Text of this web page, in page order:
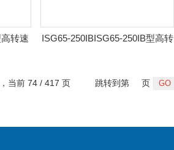
转速
ISG65-250IBISG65-250IB型高转
，当前 74 / 417 页 跳转到第 页